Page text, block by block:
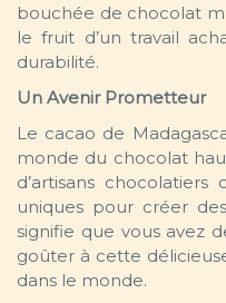
bouchée de chocolat
le fruit d’un travail
durabilité.
Un Avenir Prometteur
Le cacao de
monde du chocolat
d’artisans chocolatiers
uniques pour créer
signifie que vous avez
goûter à cette
dans le monde.